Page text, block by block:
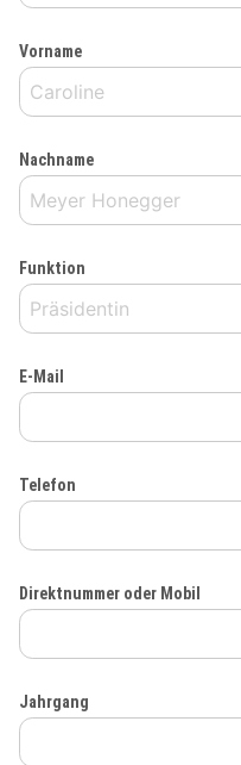
Vorname
Nachname
Funktion
E-Mail
Telefon
Direktnummer oder Mobil
Jahrgang